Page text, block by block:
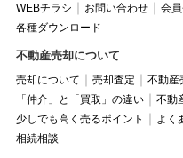
WEBチラシ
お問い合わせ 会
各種ダウンロード
不動産売却について
売却について 売却査定
不動産
「仲介」と「買取」の違い
不動
少しでも高く売るポイント
よく
相続相談